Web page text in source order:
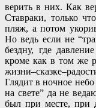
верить в них. Как
Ставраки, только
пляж, а потом
Но ведь если не
бездну, где
кроме как в том же
Глядит в ночное
на свете” да не
был при месте, при